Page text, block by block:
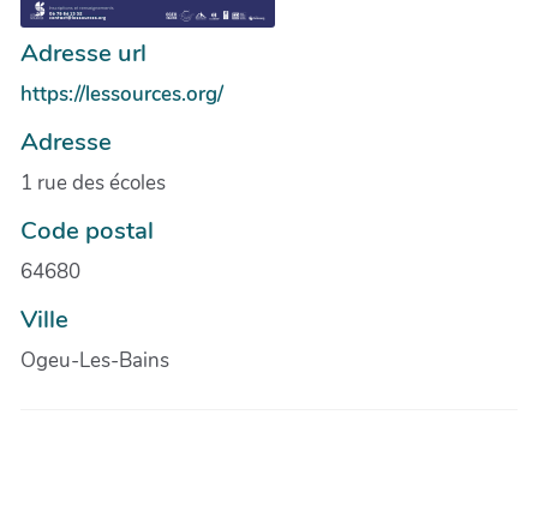
Adresse url
https://lessources.org/
Adresse
1 rue des écoles
Code postal
64680
Ville
Ogeu-Les-Bains